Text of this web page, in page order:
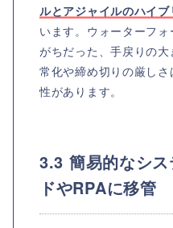
ルとアジャイルのハイ
います。ウォーターフ
がちだった、手戻りの
常化や締め切りの厳し
性があります。
3.3 簡易的なシ
ドやRPAに移管